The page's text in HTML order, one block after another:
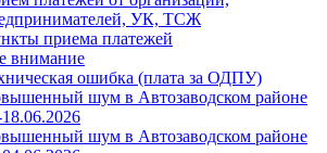
УК, ТСЖ
приема платежей
внимание
ошибка (плата за ОДПУ)
шум в Автозаводском районе
шум в Автозаводском районе